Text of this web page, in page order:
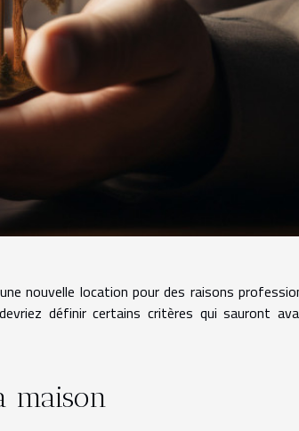
nouvelle location pour des raisons
définir certains critères qui sauront
maison